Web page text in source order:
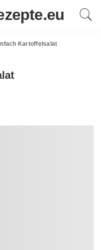
Kartoffelsalat